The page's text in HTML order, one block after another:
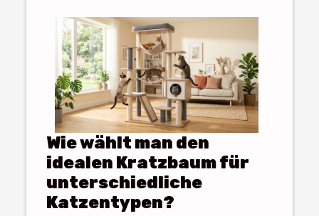
Wie wählt man den
idealen Kratzbaum für
unterschiedliche
Katzentypen?